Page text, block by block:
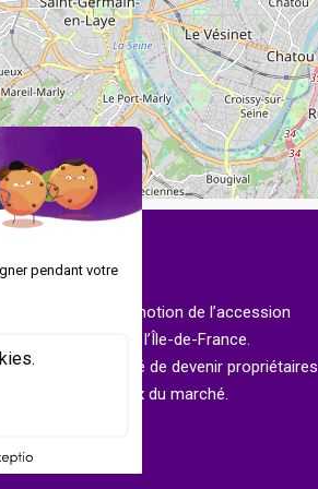
dans la promotion de l’accession
sur l’ensemble de l’Île-de-France.
la possibilité de devenir propriétaires
inférieurs à ceux du marché.